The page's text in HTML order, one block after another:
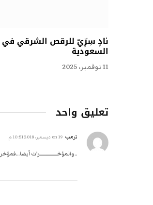
نادٍ سِرِّيّ للرقص الشرقي في
السعودية
11 نوفمبر، 2025
تعليق واحد
ترمب 19 ديسمبر، 2018 10:51 م
..والمؤخــــــــــــــــــرات